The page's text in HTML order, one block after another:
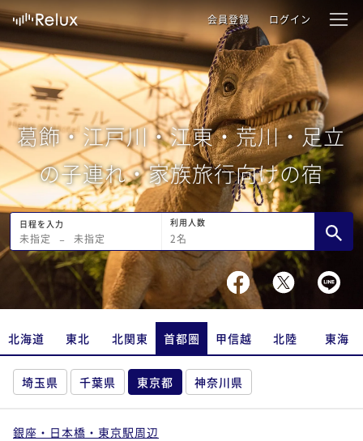
会員登録 ログイン
葛飾・江戸川・江東・荒川・足立
の子連れ・家族旅行向けの宿
日程を入力
未指定 − 未指定
利用人数
2名
北海道 東北 北関東 首都圏 甲信越 北陸 東海
埼玉県 千葉県 東京都 神奈川県
銀座・日本橋・東京駅周辺